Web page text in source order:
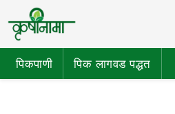
पिकपाणी पिक लागवड पद्धत